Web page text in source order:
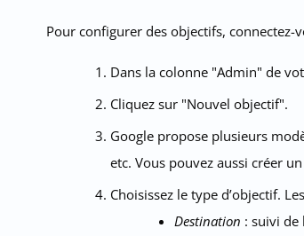
Pour configurer des objectifs, connectez-
Dans la colonne "Admin" de
Cliquez sur "Nouvel objectif".
Google propose plusieurs
etc. Vous pouvez aussi créer
Choisissez le type d’objectif.
Destination : suivi de